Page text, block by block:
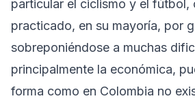
particular el ciclismo y el fútbol,
practicado, en su mayoría, por
sobreponiéndose a muchas
principalmente la económica,
forma como en Colombia no